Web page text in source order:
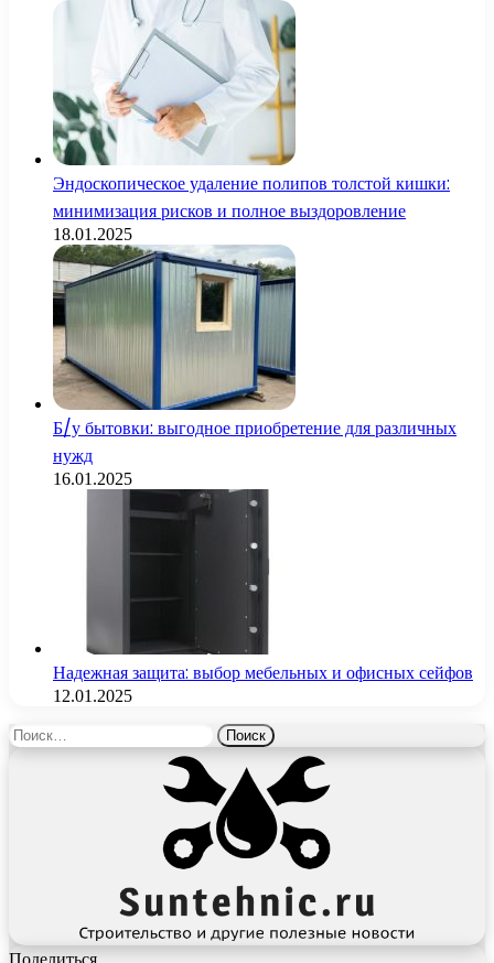
Эндоскопическое удаление полипов толстой кишки:
минимизация рисков и полное выздоровление
18.01.2025
Б/у бытовки: выгодное приобретение для различных
нужд
16.01.2025
Надежная защита: выбор мебельных и офисных сейфов
12.01.2025
Найти: